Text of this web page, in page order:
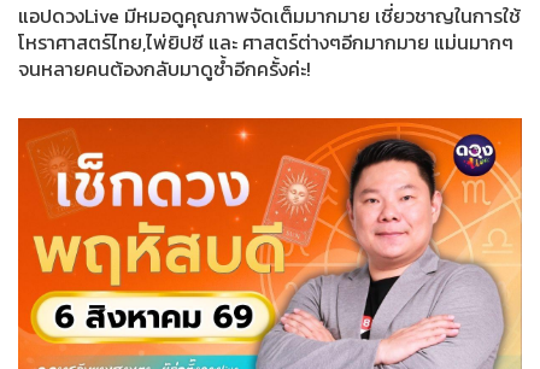
แอปดวงLive มีหมอดูคุณภาพจัดเต็มมากมาย เชี่ยวชาญในการใช้
โหราศาสตร์ไทย,ไพ่ยิปซี และ ศาสตร์ต่างๆอีกมากมาย แม่นมากๆ
จนหลายคนต้องกลับมาดูซ้ำอีกครั้งค่ะ!